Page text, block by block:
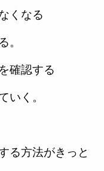
くなる
。
確認する
いく。
る方法がきっと